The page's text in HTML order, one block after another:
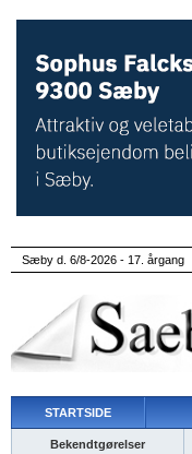
Sæby d. 6/8-2026 - 17. årgang
STARTSIDE
Bekendtgørelser